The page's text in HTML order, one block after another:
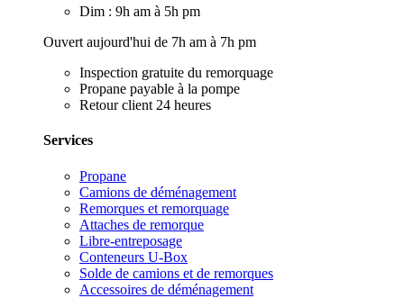
Dim : 9h am à 5h pm
Ouvert aujourd'hui de 7h am à 7h pm
Inspection gratuite du remorquage
Propane payable à la pompe
Retour client 24 heures
Services
Propane
Camions de déménagement
Remorques et remorquage
Attaches de remorque
Libre-entreposage
Conteneurs U-Box
Solde de camions et de remorques
Accessoires de déménagement